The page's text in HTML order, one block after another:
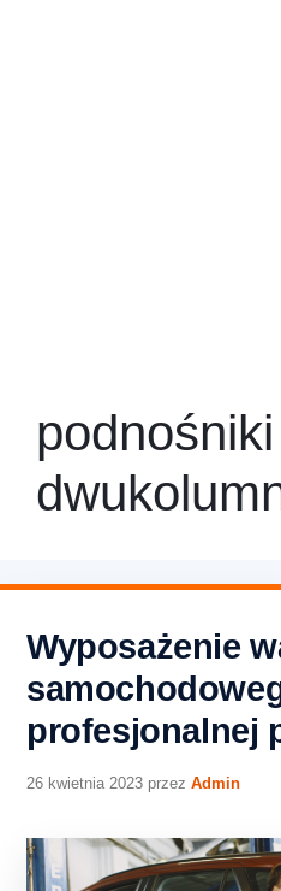
podnośniki
Wyposażenie
profesjonalnej
26 kwietnia 2023 przez Admin